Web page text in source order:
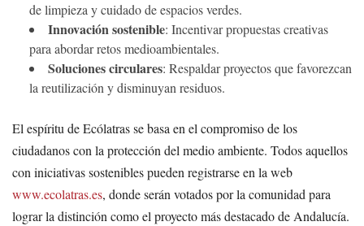
de limpieza y cuidado de espacios verdes.
Innovación sostenible: Incentivar propuestas creativas
para abordar retos medioambientales.
Soluciones circulares: Respaldar proyectos que favorezcan
la reutilización y disminuyan residuos.
El espíritu de Ecólatras se basa en el compromiso de los
ciudadanos con la protección del medio ambiente. Todos aquellos
con iniciativas sostenibles pueden registrarse en la web
www.ecolatras.es, donde serán votados por la comunidad para
lograr la distinción como el proyecto más destacado de Andalucía.